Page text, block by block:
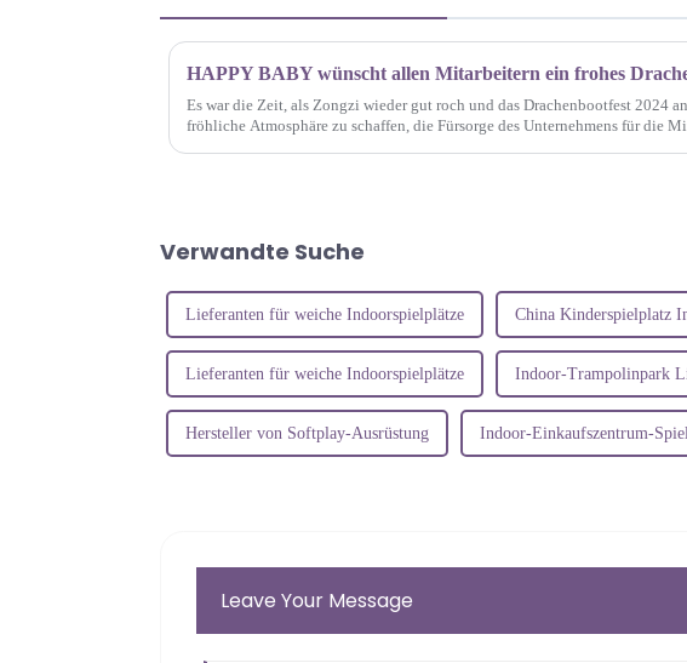
HAPPY BABY wünscht allen Mitarbeitern ein frohes
Es war die Zeit, als Zongzi wieder gut roch und das Drachenbootfest 2024
fröhliche Atmosphäre zu schaffen, die Fürsorge des Unternehmens für die
Verwandte Suche
Lieferanten für weiche Indoorspielplätze China Kinderspielplatz
Lieferanten für weiche Indoorspielplätze Indoor-Trampolinpark
Hersteller von Softplay-Ausrüstung Indoor-Einkaufszentrum-
Leave Your Message